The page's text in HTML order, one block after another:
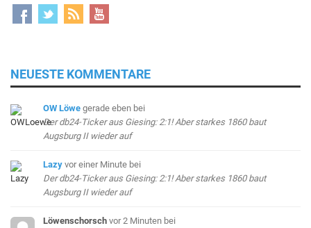
NEUESTE KOMMENTARE
OW Löwe gerade eben bei
Der db24-Ticker aus Giesing: 2:1! Aber starkes 1860 baut
Augsburg II wieder auf
Lazy vor einer Minute bei
Der db24-Ticker aus Giesing: 2:1! Aber starkes 1860 baut
Augsburg II wieder auf
Löwenschorsch vor 2 Minuten bei